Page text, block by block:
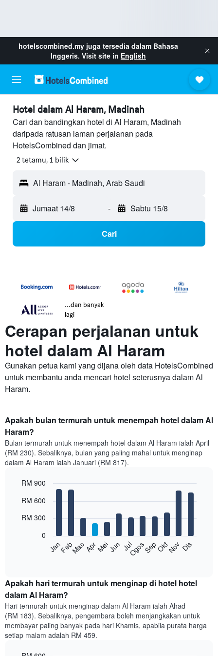
hotelscombined.my juga tersedia dalam Bahasa
Inggeris. Visit site in English
Hotel dalam Al Haram, Madinah
Cari dan bandingkan hotel di Al Haram, Madinah
daripada ratusan laman perjalanan pada
HotelsCombined dan jimat.
2 tetamu, 1 bilik
Al Haram - Madinah, Arab Saudi
Jumaat 14/8 - Sabtu 15/8
Cari
...dan banyak
lagi
Cerapan perjalanan untuk
hotel dalam Al Haram
Gunakan petua kami yang dijana oleh data HotelsCombined
untuk membantu anda mencari hotel seterusnya dalam Al
Haram.
Apakah bulan termurah untuk menempah hotel dalam Al
Haram?
Bulan termurah untuk menempah hotel dalam Al Haram ialah April
(RM 230). Sebaliknya, bulan yang paling mahal untuk menginap
dalam Al Haram ialah Januari (RM 817).
chart
12
purata
setiap
bulan
Carta
mempunyai
1
graphic.
JanFebMacAprMeiJun Jul
OgosSepOktNov Dis
0
RM 300
RM 600
RM 900
Apakah hari termurah untuk menginap di hotel hotel
dalam Al Haram?
Hari termurah untuk menginap dalam Al Haram ialah Ahad
(RM 183). Sebaliknya, pengembara boleh menjangkakan untuk
membayar paling banyak pada hari Khamis, apabila purata harga
setiap malam adalah RM 459.